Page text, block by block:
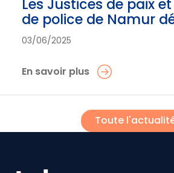
Les Justices de paix
de police de Namur
03/06/2025
En savoir plus
Toute